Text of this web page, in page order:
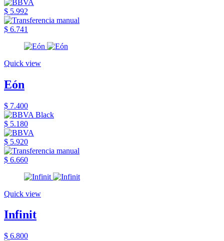
$ 5.992
$ 6.741
Quick view
Eón
$ 7.400
$ 5.180
$ 5.920
$ 6.660
Quick view
Infinit
$ 6.800